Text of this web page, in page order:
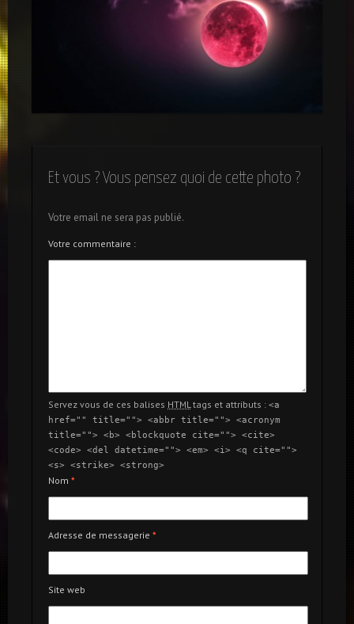
Et vous ? Vous pensez quoi de cette photo ?
Votre email ne sera pas publié.
Votre commentaire :
Servez vous de ces balises HTML tags et attributs : <a
href="" title=""> <abbr title=""> <acronym
title=""> <b> <blockquote cite=""> <cite>
<code> <del datetime=""> <em> <i> <q cite="">
<s> <strike> <strong>
Nom *
Adresse de messagerie *
Site web